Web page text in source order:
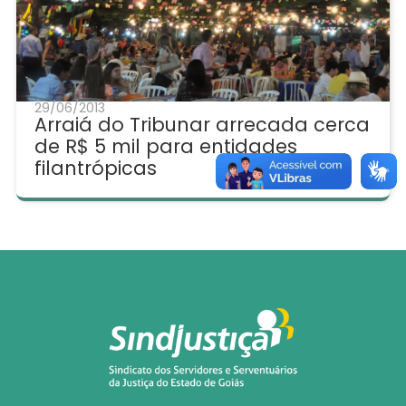
29/06/2013
Arraiá do Tribunar arrecada cerca
de R$ 5 mil para entidades
filantrópicas